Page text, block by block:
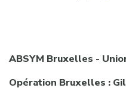
ABSYM Bruxelles -
Opération Bruxelles :